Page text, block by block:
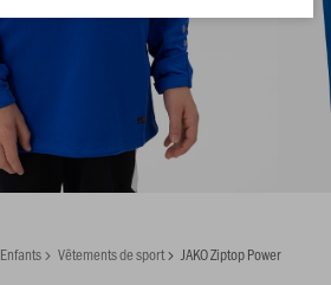
Enfants Vêtements de sport JAKO Ziptop Power